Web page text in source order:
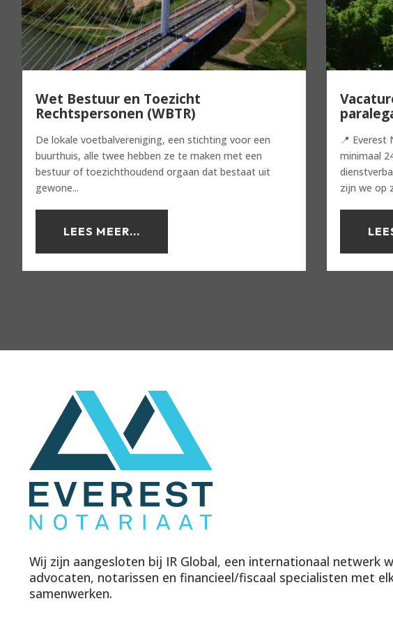
Wet Bestuur en Toezicht
Rechtspersonen (WBTR)
De lokale voetbalvereniging, een stichting voor een
buurthuis, alle twee hebben ze te maken met een
bestuur of toezichthoudend orgaan dat bestaat uit
gewone...
LEES MEER...
📍
minimaal
zijn we op
Wij zijn aangesloten bij IR Global, een internationaal netwerk
advocaten, notarissen en financieel/fiscaal specialisten met
samenwerken.